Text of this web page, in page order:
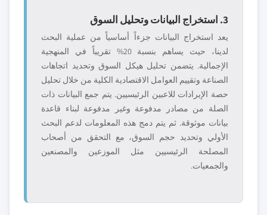
3. استخراج البيانات وتحليل السوق
يعد استخراج البيانات جزءاً أساسياً من عملية البحث
لدينا، حيث يساهم بنسبة 20% تقريباً في المنهجية
الإجمالية. يتضمن تحليل هيكل السوق وتحديد اتجاهات
الصناعة وتقييم العوامل الاقتصادية الكلية من خلال تحليل
حصة الإيرادات للاعبين الرئيسيين. يتم جمع البيانات ذات
الصلة من مصادر مدفوعة وغير مدفوعة لبناء قاعدة
بيانات موثوقة. ثم يتم دمج هذه المعلومات لدعم البحث
الأولي وتحديد حجم السوق، مع التحقق من أصحاب
المصلحة الرئيسيين مثل الموزعين والمصنعين
والجمعيات.